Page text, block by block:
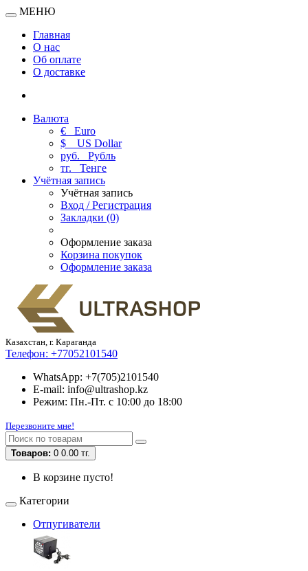
МЕНЮ
Главная
О нас
Об оплате
О доставке
Валюта
€ Euro
$
US Dollar
руб. Рубль
тг. Тенге
Учётная запись
Учётная запись
Вход / Регистрация
Закладки (0)
Оформление заказа
Корзина покупок
Оформление заказа
Казахстан, г. Караганда
Телефон: +77052101540
WhatsApp: +7(705)2101540
E-mail: info@ultrashop.kz
Режим: Пн.-Пт. с 10:00 до 18:00
Перезвоните мне!
Товаров: 0 0.00 тг.
В корзине пусто!
Категории
Отпугиватели